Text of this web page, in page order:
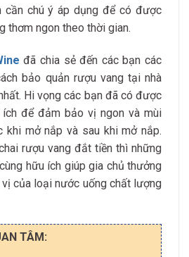
cần chú ý áp dụng để có được
thơm ngon theo thời gian.
đã chia sẻ đến các bạn các
bảo quản rượu vang tại nhà
Hi vọng các bạn đã có được
để đảm bảo vị ngon và mùi
khi mở nắp và sau khi mở nắp.
rượu vang đắt tiền thì những
hữu ích giúp gia chủ thưởng
của loại nước uống chất lượng
TÂM: